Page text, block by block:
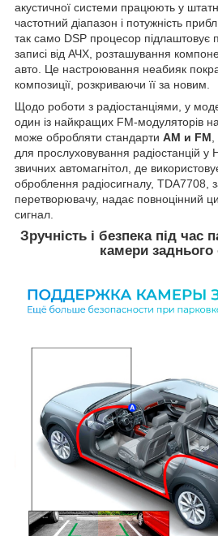
акустичної системи працюють у
частотний діапазон і потужність
так само DSP процесор підлаштовує
записі від АЧХ, розташування
авто. Це настроювання неабияк
композиції, розкриваючи її за новим.
Щодо роботи з радіостанціями, у
один із найкращих FM-модуляторів
може обробляти стандарти AM и FM,
для прослуховування радіостанцій у
звичних автомагнітол, де
оброблення радіосигналу, TDA7708,
перетворювачу, надає повноцінний
сигнал.
Зручність і безпека під час
камери заднього